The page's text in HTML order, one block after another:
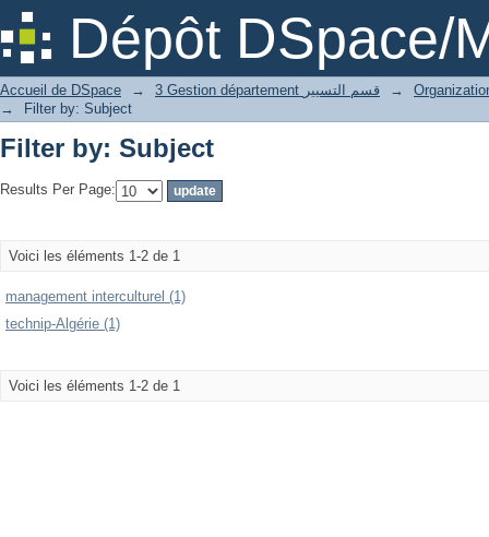
Dépôt DSpace/
Filter by: Subject
Accueil de DSpace → 3 Gestion département قسم التسيير
→
→
Filter by: Subject
Filter by: Subject
Results Per Page:
Voici les éléments 1-2 de 1
management interculturel (1)
technip-Algérie (1)
Voici les éléments 1-2 de 1